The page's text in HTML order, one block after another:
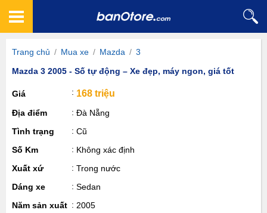
Trang chủ / Mua xe / Mazda / 3
Mazda 3 2005 - Số tự động – Xe đẹp, máy ngon, giá tốt
Giá 168 triệu
Địa điểm
Đà Nẵng
Tình trạng
Cũ
Số Km
Không xác định
Xuất xứ
Trong nước
Dáng xe
Sedan
Năm sản xuất
2005